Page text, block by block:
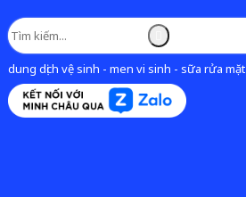
dung dịch vệ sinh - men vi sinh - sữa rửa